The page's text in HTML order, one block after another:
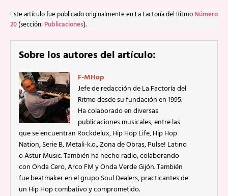
Este artículo fue publicado originalmente en La Factoría del Ritmo Número
20 (sección: Publicaciones).
Sobre los autores del artículo:
F-MHop
Jefe de redacción de La Factoría del
Ritmo desde su fundación en 1995.
Ha colaborado en diversas
publicaciones musicales, entre las
que se encuentran Rockdelux, Hip Hop Life, Hip Hop
Nation, Serie B, Metali-k.o., Zona de Obras, Pulse! Latino
o Astur Music. También ha hecho radio, colaborando
con Onda Cero, Arco FM y Onda Verde Gijón. También
fue beatmaker en el grupo Soul Dealers, practicantes de
un Hip Hop combativo y comprometido.